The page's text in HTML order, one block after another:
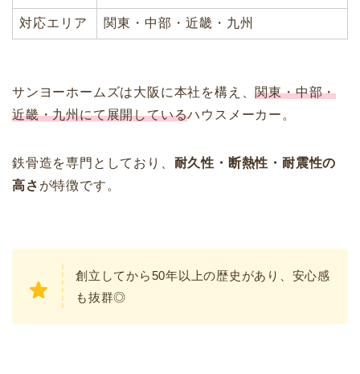
対応エリア 関東・中部・近畿・九州
サンヨーホームズは大阪に本社を構え、関東・中部・
近畿・九州にて展開しているハウスメーカー。
鉄骨造を専門としており、 耐久性・断熱性・耐震性の
高さ が特徴です。
創立してから50年以上の歴史があり、安心感
も抜群◎